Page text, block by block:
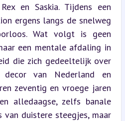
en Saskia. Tijdens een
ergens langs de snelweg
Wat volgt is geen
een mentale afdaling in
die zich gedeeltelijk over
van Nederland en
zeventig en vroege jaren
alledaagse, zelfs banale
duistere steegjes, maar